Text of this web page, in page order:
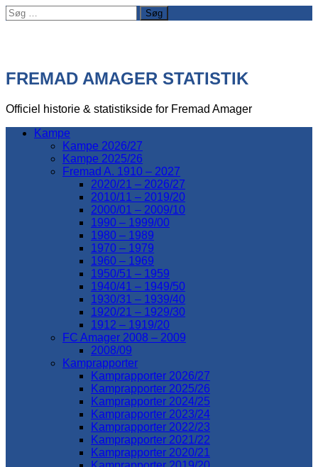
Søg
efter:
FREMAD AMAGER STATISTIK
Officiel historie & statistikside for Fremad Amager
Kampe
Kampe 2026/27
Kampe 2025/26
Fremad A. 1910 – 2027
2020/21 – 2026/27
2010/11 – 2019/20
2000/01 – 2009/10
1990 – 1999/00
1980 – 1989
1970 – 1979
1960 – 1969
1950/51 – 1959
1940/41 – 1949/50
1930/31 – 1939/40
1920/21 – 1929/30
1912 – 1919/20
FC Amager 2008 – 2009
2008/09
Kamprapporter
Kamprapporter 2026/27
Kamprapporter 2025/26
Kamprapporter 2024/25
Kamprapporter 2023/24
Kamprapporter 2022/23
Kamprapporter 2021/22
Kamprapporter 2020/21